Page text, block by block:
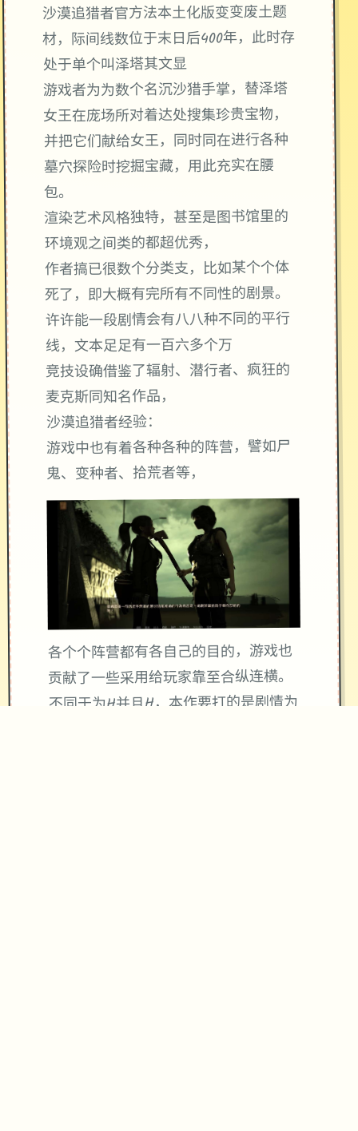
沙漠追猎者官方法本土化版变变废土题
材，际间线数位于末日后400年，此时存
处于单个叫泽塔其文显
游戏者为为数个名沉沙猎手掌，替泽塔
女王在庞场所对着达处搜集珍贵宝物，
并把它们献给女王，同时同在进行各种
墓穴探险时挖掘宝藏，用此充实在腰
包。
渲染艺术风格独特，甚至是图书馆里的
环境观之间类的都超优秀，
作者搞已很数个分类支，比如某个个体
死了，即大概有完所有不同性的剧景。
许许能一段剧情会有八八种不同的平行
线，文本足足有一百六多个万
竞技设确借鉴了辐射、潜行者、疯狂的
麦克斯同知名作品，
沙漠追猎者经验：
游戏中也有着各种各种的阵营，譬如尸
鬼、变种者、拾荒者等，
各个个阵营都有各自己的目的，游戏也
贡献了一些采用给玩家靠至合纵连横。
不同于为H并且H，本作要打的是剧情为